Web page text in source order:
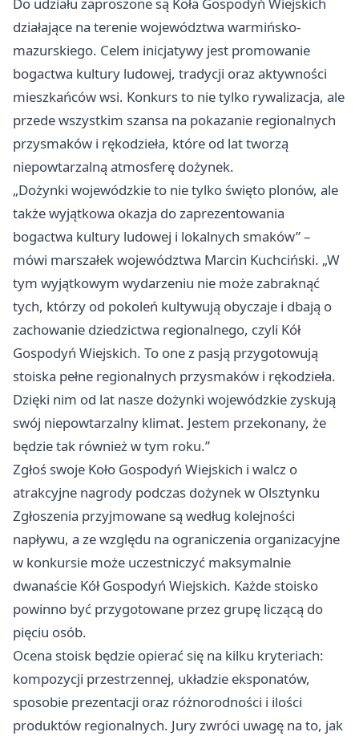
Do udziału zaproszone są Koła Gospodyń Wiejskich
działające na terenie województwa warmińsko-
mazurskiego. Celem inicjatywy jest promowanie
bogactwa kultury ludowej, tradycji oraz aktywności
mieszkańców wsi. Konkurs to nie tylko rywalizacja, ale
przede wszystkim szansa na pokazanie regionalnych
przysmaków i rękodzieła, które od lat tworzą
niepowtarzalną atmosferę dożynek.
„Dożynki wojewódzkie to nie tylko święto plonów, ale
także wyjątkowa okazja do zaprezentowania
bogactwa kultury ludowej i lokalnych smaków” –
mówi marszałek województwa Marcin Kuchciński. „W
tym wyjątkowym wydarzeniu nie może zabraknąć
tych, którzy od pokoleń kultywują obyczaje i dbają o
zachowanie dziedzictwa regionalnego, czyli Kół
Gospodyń Wiejskich. To one z pasją przygotowują
stoiska pełne regionalnych przysmaków i rękodzieła.
Dzięki nim od lat nasze dożynki wojewódzkie zyskują
swój niepowtarzalny klimat. Jestem przekonany, że
będzie tak również w tym roku.”
Zgłoś swoje Koło Gospodyń Wiejskich i walcz o
atrakcyjne nagrody podczas dożynek w Olsztynku
Zgłoszenia przyjmowane są według kolejności
napływu, a ze względu na ograniczenia organizacyjne
w konkursie może uczestniczyć maksymalnie
dwanaście Kół Gospodyń Wiejskich. Każde stoisko
powinno być przygotowane przez grupę liczącą do
pięciu osób.
Ocena stoisk będzie opierać się na kilku kryteriach:
kompozycji przestrzennej, układzie eksponatów,
sposobie prezentacji oraz różnorodności i ilości
produktów regionalnych. Jury zwróci uwagę na to, jak